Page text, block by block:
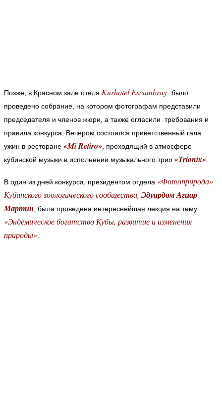
Позже, в Красном зале отеля Kurhotel Escambray было
проведено собрание, на котором фотографам представили
председателя и членов жюри, а также огласили требования и
правила конкурса. Вечером состоялся приветственный гала
ужин в ресторане «Mi Retiro» , проходящий в атмосфере
кубинской музыки в исполнении музыкального трио «Trionix»
В один из дней конкурса, президентом отдела «Фотоприрода»
Кубинского зоологического сообщества, Эдуардом Агиар
Мартин , была проведена интереснейшая лекция на тему
«Эндемическое богатство Кубы, развитие и изменения
природы»